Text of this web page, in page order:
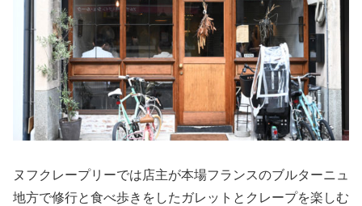
ヌフクレープリーでは店主が本場フランスのブルターニュ
地方で修行と食べ歩きをしたガレットとクレープを楽しむ